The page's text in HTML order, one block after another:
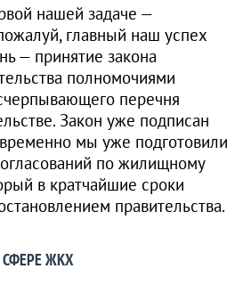
нашей задаче —
главный наш успех
— принятие закона
полномочиями
перечня
Закон уже подписан
мы уже подготовили
по жилищному
в кратчайшие сроки
правительства.
ЖКХ